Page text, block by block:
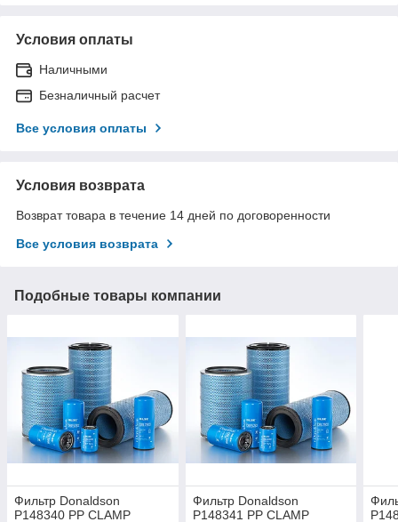
Условия оплаты
Наличными
Безналичный расчет
Все условия оплаты
Условия возврата
Возврат товара в течение 14 дней по договоренности
Все условия возврата
Подобные товары компании
Фильтр Donaldson
P148340 PP CLAMP
Фильтр Donaldson
P148341 PP CLAMP